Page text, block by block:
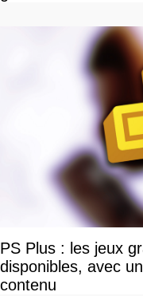
PS Plus : les jeux
disponibles, avec
contenu